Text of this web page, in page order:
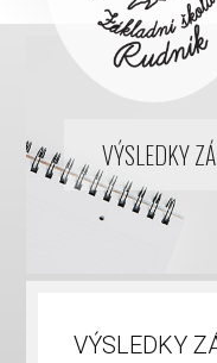
VÝSLEDKY
VÝSLEDKY